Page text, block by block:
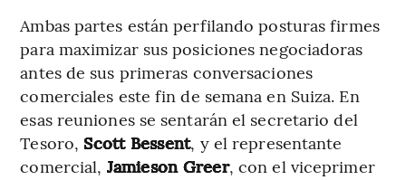
Ambas partes están perfilando posturas firmes
para maximizar sus posiciones negociadoras
antes de sus primeras conversaciones
comerciales este fin de semana en Suiza. En
esas reuniones se sentarán el secretario del
Tesoro, Scott Bessent, y el representante
comercial, Jamieson Greer, con el viceprimer